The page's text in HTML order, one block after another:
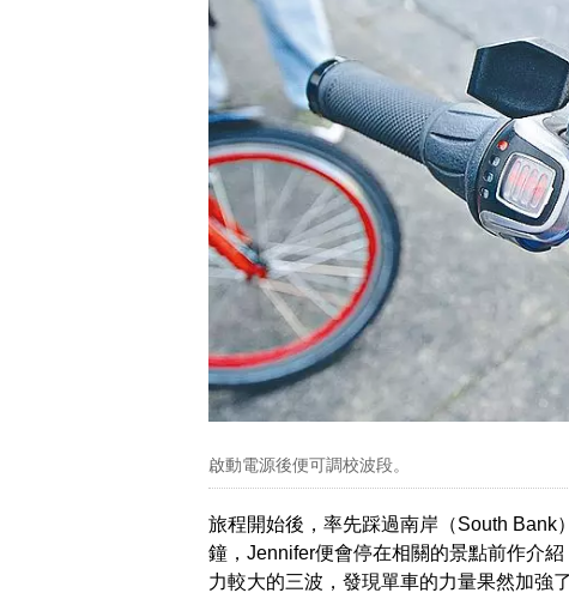
啟動電源後便可調校波段。
旅程開始後，率先踩過南岸（South Bank
鐘，Jennifer便會停在相關的景點前作介
力較大的三波，發現單車的力量果然加強